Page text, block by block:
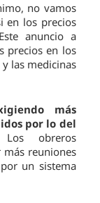
no vamos
en los precios
anuncio a
precios en los
las medicinas
más
por lo del
obreros
más reuniones
un sistema